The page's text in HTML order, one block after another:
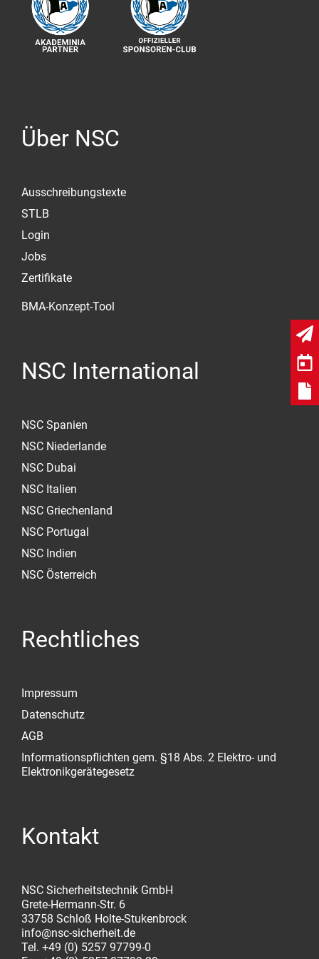
Über NSC
Ausschreibungstexte
STLB
Login
Jobs
Zertifikate
BMA-Konzept-Tool
NSC International
NSC Spanien
NSC Niederlande
NSC Dubai
NSC Italien
NSC Griechenland
NSC Portugal
NSC Indien
NSC Österreich
Rechtliches
Impressum
Datenschutz
AGB
Informationspflichten gem. §18 Abs. 2 Elektro- und
Elektronikgerätegesetz
Kontakt
NSC Sicherheitstechnik GmbH
Grete-Hermann-Str. 6
33758 Schloß Holte-Stukenbrock
info@nsc-sicherheit.de
Tel. +49 (0) 5257 97799-0